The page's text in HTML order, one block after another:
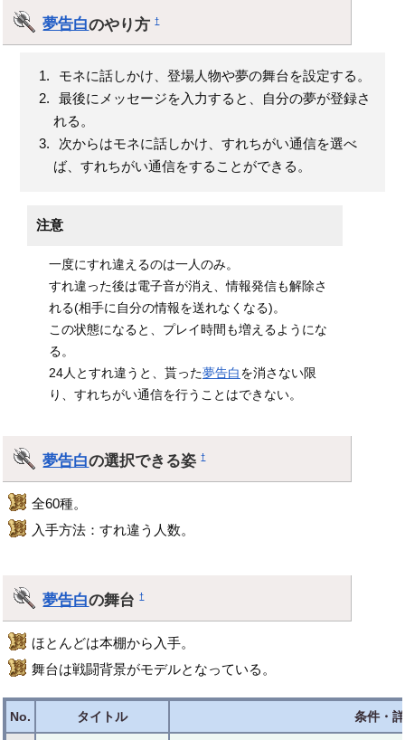
夢告白のやり方†
モネに話しかけ、登場人物や夢の舞台を設定する。
最後にメッセージを入力すると、自分の夢が登録さ
れる。
次からはモネに話しかけ、すれちがい通信を選べ
ば、すれちがい通信をすることができる。
注意
一度にすれ違えるのは一人のみ。
すれ違った後は電子音が消え、情報発信も解除さ
れる(相手に自分の情報を送れなくなる)。
この状態になると、プレイ時間も増えるようにな
る。
24人とすれ違うと、貰った夢告白を消さない限
り、すれちがい通信を行うことはできない。
夢告白の選択できる姿†
全60種。
入手方法：すれ違う人数。
夢告白の舞台†
ほとんどは本棚から入手。
舞台は戦闘背景がモデルとなっている。
No. タイトル 条件・